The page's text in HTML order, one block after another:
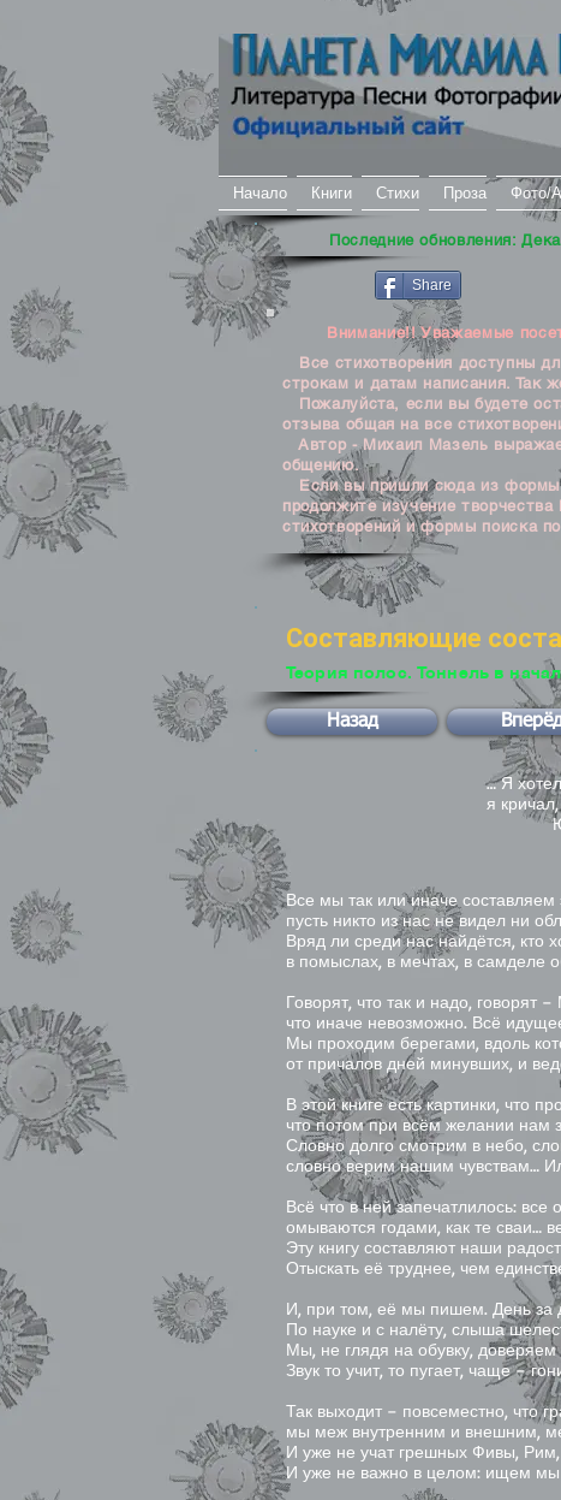
Начало Книги Стихи Проза Фото/
Последние обновления:
Share
Внимание!! Уважаемые
Все стихотворения доступны
строкам и датам написания. Так
Пожалуйста, если вы будете
отзыва общая на все
Автор - Михаил Мазель
общению.
Если вы пришли сюда из формы
продолжите изучение
стихотворений и формы поиска
Составляющие
Теория полос. Тоннель в
Назад
… Я
я
Юрий
Все мы так или иначе составляем
пусть никто из нас не видел ни
Вряд ли среди нас найдётся, кто
в помыслах, в мечтах, в самделе
Говорят, что так и надо, говорят
что иначе невозможно. Всё
Мы проходим берегами, вдоль
от причалов дней минувших, и
В этой книге есть картинки, что
что потом при всём желании нам
Словно долго смотрим в небо,
словно верим нашим чувствам…
Всё что в ней запечатлилось:
омываются годами, как те сваи…
Эту книгу составляют наши
Отыскать её труднее, чем
И, при том, её мы пишем. День за
По науке и с налёту, слыша
Мы, не глядя на обувку, доверяем
Звук то учит, то пугает, чаще –
Так выходит – повсеместно, что
мы меж внутренним и внешним,
И уже не учат грешных Фивы,
И уже не важно в целом: ищем